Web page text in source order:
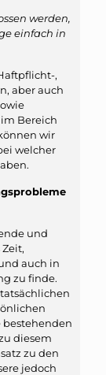
werden,
einfach in
,
aber auch
Bereich
wir
welcher
und
auch in
zu finde.
diesem
zu den
jedoch